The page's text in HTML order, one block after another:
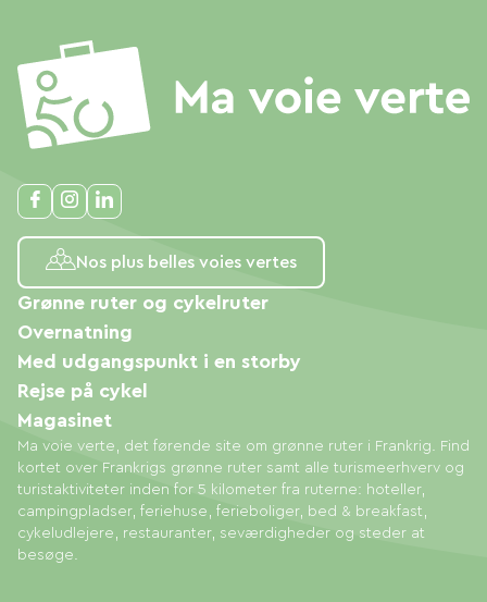
Nos plus belles voies vertes
Ma voie verte, det førende site om grønne ruter i Frankrig. Find
kortet over Frankrigs grønne ruter samt alle turismeerhverv og
turistaktiviteter inden for 5 kilometer fra ruterne: hoteller,
campingpladser, feriehuse, ferieboliger, bed & breakfast,
cykeludlejere, restauranter, seværdigheder og steder at
besøge.
Grønne ruter og cykelruter
Overnatning
Med udgangspunkt i en storby
Rejse på cykel
Magasinet